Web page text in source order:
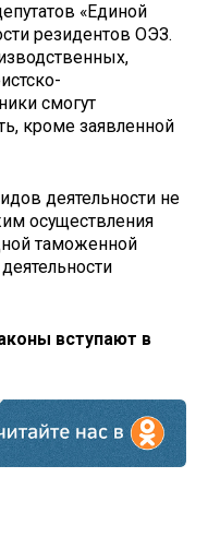
«Единой
резидентов ОЭЗ.
смогут
кроме заявленной
деятельности не
осуществления
таможенной
вступают в